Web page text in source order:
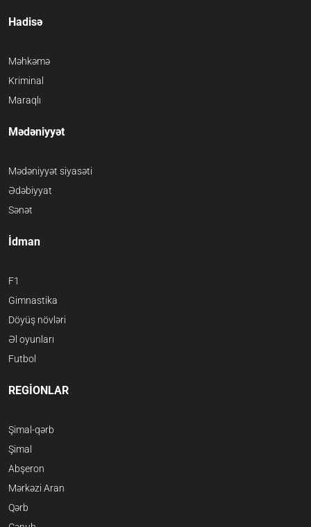
Hadisə
Məhkəmə
Kriminal
Maraqlı
Mədəniyyət
Mədəniyyət siyasəti
Ədəbiyyat
Sənət
İdman
F1
Gimnastika
Döyüş növləri
Əl oyunları
Futbol
REGİONLAR
Şimal-qərb
Şimal
Abşeron
Mərkəzi Aran
Qərb